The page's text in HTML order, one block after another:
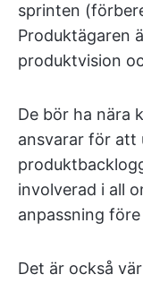
sprinten
Produktägaren
produktvision
De bör ha nära
ansvarar för att
involverad i all
anpassning
Det är också